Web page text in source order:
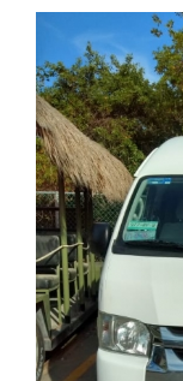
Larger
Image